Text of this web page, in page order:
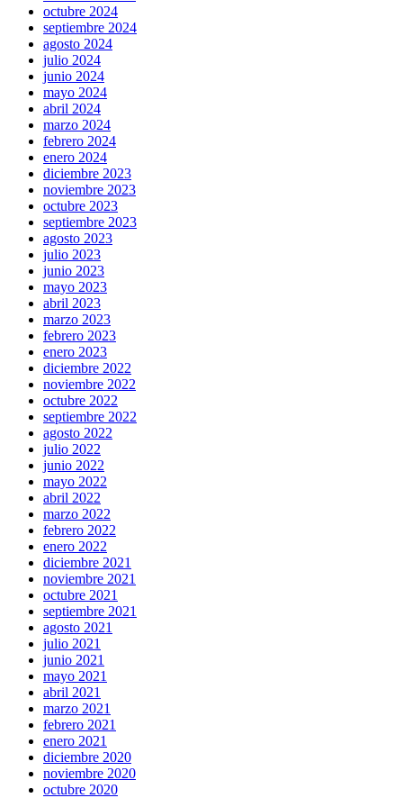
octubre 2024
septiembre 2024
agosto 2024
julio 2024
junio 2024
mayo 2024
abril 2024
marzo 2024
febrero 2024
enero 2024
diciembre 2023
noviembre 2023
octubre 2023
septiembre 2023
agosto 2023
julio 2023
junio 2023
mayo 2023
abril 2023
marzo 2023
febrero 2023
enero 2023
diciembre 2022
noviembre 2022
octubre 2022
septiembre 2022
agosto 2022
julio 2022
junio 2022
mayo 2022
abril 2022
marzo 2022
febrero 2022
enero 2022
diciembre 2021
noviembre 2021
octubre 2021
septiembre 2021
agosto 2021
julio 2021
junio 2021
mayo 2021
abril 2021
marzo 2021
febrero 2021
enero 2021
diciembre 2020
noviembre 2020
octubre 2020